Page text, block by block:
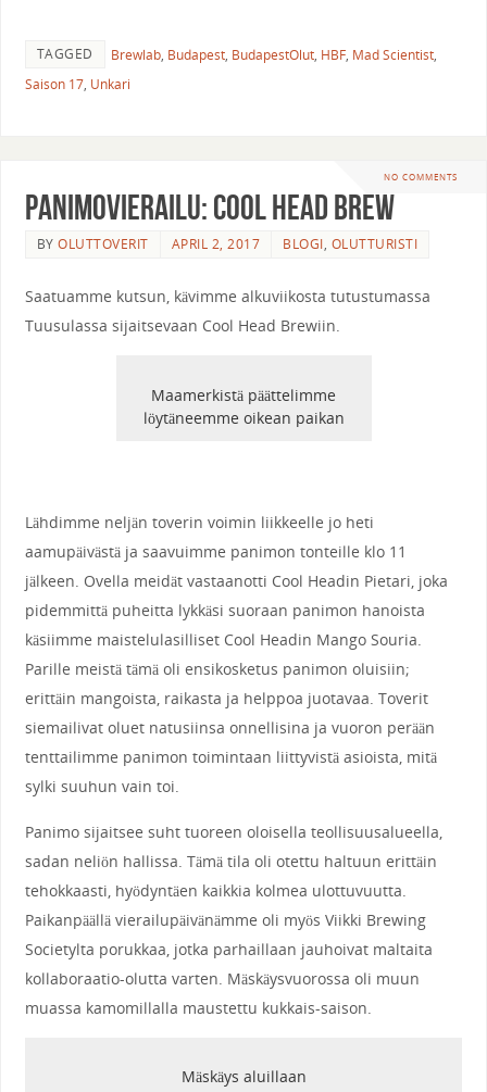
TAGGED Brewlab, Budapest, BudapestOlut, HBF, Mad Scientist,
Saison 17, Unkari
NO COMMENTS
Panimovierailu: Cool Head Brew
BYOLUTTOVERIT APRIL 2, 2017 BLOGI, OLUTTURISTI
Saatuamme kutsun, kävimme alkuviikosta tutustumassa
Tuusulassa sijaitsevaan Cool Head Brewiin.
Maamerkistä päättelimme
löytäneemme oikean paikan
Lähdimme neljän toverin voimin liikkeelle jo heti
aamupäivästä ja saavuimme panimon tonteille klo 11
jälkeen. Ovella meidät vastaanotti Cool Headin Pietari, joka
pidemmittä puheitta lykkäsi suoraan panimon hanoista
käsiimme maistelulasilliset Cool Headin Mango Souria.
Parille meistä tämä oli ensikosketus panimon oluisiin;
erittäin mangoista, raikasta ja helppoa juotavaa. Toverit
siemailivat oluet natusiinsa onnellisina ja vuoron perään
tenttailimme panimon toimintaan liittyvistä asioista, mitä
sylki suuhun vain toi.
Panimo sijaitsee suht tuoreen oloisella teollisuusalueella,
sadan neliön hallissa. Tämä tila oli otettu haltuun erittäin
tehokkaasti, hyödyntäen kaikkia kolmea ulottuvuutta.
Paikanpäällä vierailupäivänämme oli myös Viikki Brewing
Societylta porukkaa, jotka parhaillaan jauhoivat maltaita
kollaboraatio-olutta varten. Mäskäysvuorossa oli muun
muassa kamomillalla maustettu kukkais-saison.
Mäskäys aluillaan